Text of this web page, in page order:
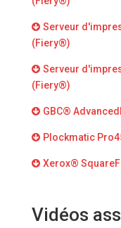
Serveur
(Fiery®)
Serveur
(Fiery®)
GBC®
Plockmatic
Xerox®
Vidéos